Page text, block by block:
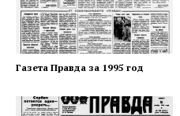
Газета Правда за 1995 год